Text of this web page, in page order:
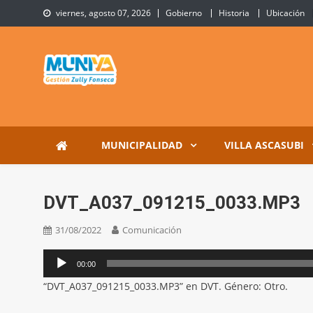
to
viernes, agosto 07, 2026 Gobierno Historia Ubicación
Municipalidad de Villa
MUNICIPALIDAD VILLA ASCASUBI
DVT_A037_091215_0033.MP3
31/08/2022 Comunicación
Reproductor
de
audio
00:00
“DVT_A037_091215_0033.MP3” en DVT. Género: Otro.